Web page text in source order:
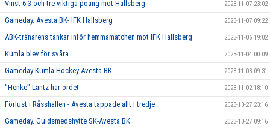
Vinst 6-3 och tre viktiga poäng mot Hallsberg 2023-11-07 23:02
Gameday. Avesta BK- IFK Hallsberg 2023-11-07 09:22
ABK-tränarens tankar inför hemmamatchen mot IFK Hallsberg 2023-11-06 19:02
Kumla blev för svåra 2023-11-04 00:09
Gameday Kumla Hockey-Avesta BK 2023-11-03 09:31
"Henke" Lantz har ordet 2023-11-02 18:10
Förlust i Råsshallen - Avesta tappade allt i tredje 2023-10-27 23:16
Gameday. Guldsmedshytte SK-Avesta BK 2023-10-27 09:16